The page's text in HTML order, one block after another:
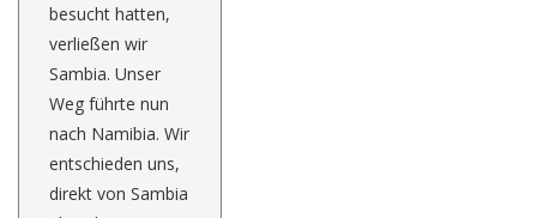
besucht hatten,
verließen wir
Sambia. Unser
Weg führte nun
nach Namibia. Wir
entschieden uns,
direkt von Sambia